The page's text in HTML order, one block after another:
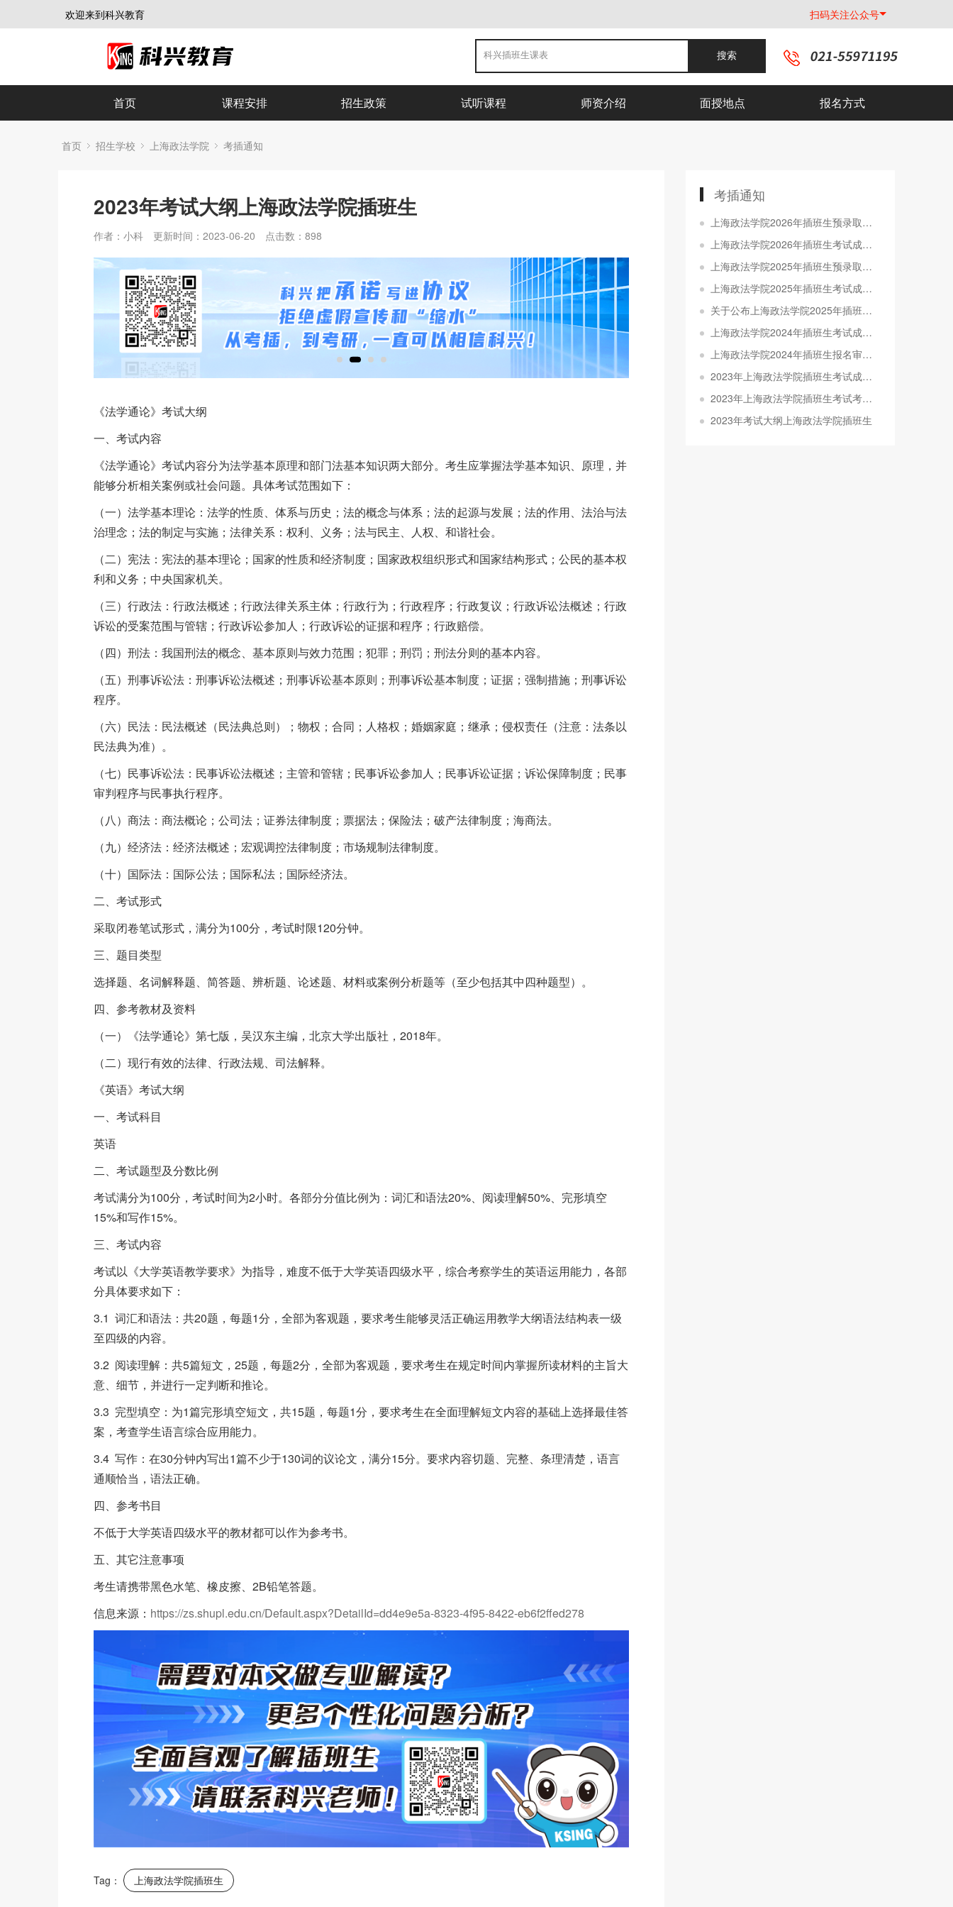
欢迎来到科兴教育 扫码关注公众号
搜索
首页 课程安排 招生政策 试听课程 师资介绍 面授地点 报名方式
首页 招生学校 上海政法学院 考插通知
2023年考试大纲上海政法学院插班生
作者：小科 更新时间：2023-06-20 点击数： 898
《法学通论》考试大纲
一、考试内容
《法学通论》考试内容分为法学基本原理和部门法基本知识两大部分。考生应掌握法学基本知识、原理，并
能够分析相关案例或社会问题。具体考试范围如下：
（一）法学基本理论：法学的性质、体系与历史；法的概念与体系；法的起源与发展；法的作用、法治与法
治理念；法的制定与实施；法律关系：权利、义务；法与民主、人权、和谐社会。
（二）宪法：宪法的基本理论；国家的性质和经济制度；国家政权组织形式和国家结构形式；公民的基本权
利和义务；中央国家机关。
（三）行政法：行政法概述；行政法律关系主体；行政行为；行政程序；行政复议；行政诉讼法概述；行政
诉讼的受案范围与管辖；行政诉讼参加人；行政诉讼的证据和程序；行政赔偿。
（四）刑法：我国刑法的概念、基本原则与效力范围；犯罪；刑罚；刑法分则的基本内容。
（五）刑事诉讼法：刑事诉讼法概述；刑事诉讼基本原则；刑事诉讼基本制度；证据；强制措施；刑事诉讼
程序。
（六）民法：民法概述（民法典总则）；物权；合同；人格权；婚姻家庭；继承；侵权责任（注意：法条以
民法典为准）。
（七）民事诉讼法：民事诉讼法概述；主管和管辖；民事诉讼参加人；民事诉讼证据；诉讼保障制度；民事
审判程序与民事执行程序。
（八）商法：商法概论；公司法；证券法律制度；票据法；保险法；破产法律制度；海商法。
（九）经济法：经济法概述；宏观调控法律制度；市场规制法律制度。
（十）国际法：国际公法；国际私法；国际经济法。
二、考试形式
采取闭卷笔试形式，满分为100分，考试时限120分钟。
三、题目类型
选择题、名词解释题、简答题、辨析题、论述题、材料或案例分析题等（至少包括其中四种题型）。
四、参考教材及资料
（一）《法学通论》第七版，吴汉东主编，北京大学出版社，2018年。
（二）现行有效的法律、行政法规、司法解释。
《英语》考试大纲
一、考试科目
英语
二、考试题型及分数比例
考试满分为100分，考试时间为2小时。各部分分值比例为：词汇和语法20%、阅读理解50%、完形填空
15%和写作15%。
三、考试内容
考试以《大学英语教学要求》为指导，难度不低于大学英语四级水平，综合考察学生的英语运用能力，各部
分具体要求如下：
3.1 词汇和语法：共20题，每题1分，全部为客观题，要求考生能够灵活正确运用教学大纲语法结构表一级
至四级的内容。
3.2 阅读理解：共5篇短文，25题，每题2分，全部为客观题，要求考生在规定时间内掌握所读材料的主旨大
意、细节，并进行一定判断和推论。
3.3 完型填空：为1篇完形填空短文，共15题，每题1分，要求考生在全面理解短文内容的基础上选择最佳答
案，考查学生语言综合应用能力。
3.4 写作：在30分钟内写出1篇不少于130词的议论文，满分15分。要求内容切题、完整、条理清楚，语言
通顺恰当，语法正确。
四、参考书目
不低于大学英语四级水平的教材都可以作为参考书。
五、其它注意事项
考生请携带黑色水笔、橡皮擦、2B铅笔答题。
信息来源： https://zs.shupl.edu.cn/Default.aspx?DetailId=dd4e9e5a-8323-4f95-8422-eb6f2ffed278
Tag： 上海政法学院插班生
考插通知
上海政法学院2026年插班生预录取名单公示
上海政法学院2026年插班生考试成绩查询通知
上海政法学院2025年插班生预录取名单公示
上海政法学院2025年插班生考试成绩查询通知
关于公布上海政法学院2025年插班生报名审核结果的通知
上海政法学院2024年插班生考试成绩查询通知
上海政法学院2024年插班生报名审核结果查询通知
2023年上海政法学院插班生考试成绩查询通知
2023年上海政法学院插班生考试考生须知
2023年考试大纲上海政法学院插班生